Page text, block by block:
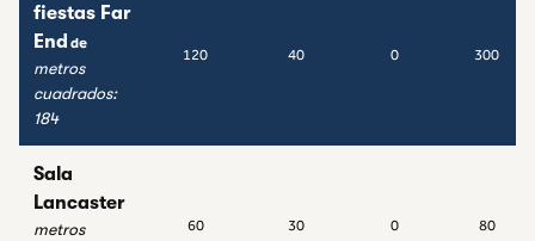
fiestas Far
End de
metros
cuadrados:
184
120 40 0 300
Sala
Lancaster
metros
60 30 0 80